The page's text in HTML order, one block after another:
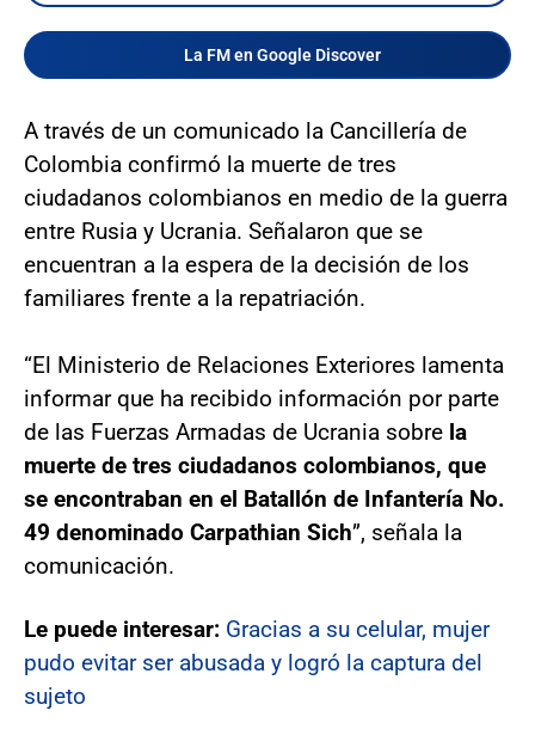
La FM en Google Discover
A través de un comunicado la Cancillería de
Colombia confirmó la muerte de tres
ciudadanos colombianos en medio de la guerra
entre Rusia y Ucrania. Señalaron que se
encuentran a la espera de la decisión de los
familiares frente a la repatriación.
“El Ministerio de Relaciones Exteriores lamenta
informar que ha recibido información por parte
de las Fuerzas Armadas de Ucrania sobre la
muerte de tres ciudadanos colombianos, que
se encontraban en el Batallón de Infantería No.
49 denominado Carpathian Sich”, señala la
comunicación.
Le puede interesar: Gracias a su celular, mujer
pudo evitar ser abusada y logró la captura del
sujeto